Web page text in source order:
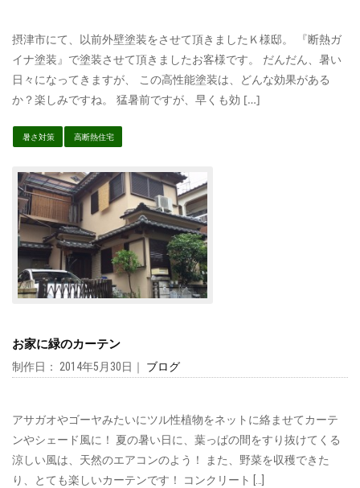
摂津市にて、以前外壁塗装をさせて頂きましたＫ様邸。 『断熱ガ
イナ塗装』で塗装させて頂きましたお客様です。 だんだん、暑い
日々になってきますが、 この高性能塗装は、どんな効果がある
か？楽しみですね。 猛暑前ですが、早くも効 […]
暑さ対策 高断熱住宅
お家に緑のカーテン
制作日： 2014年5月30日｜ ブログ
アサガオやゴーヤみたいにツル性植物をネットに絡ませてカーテ
ンやシェード風に！ 夏の暑い日に、葉っぱの間をすり抜けてくる
涼しい風は、天然のエアコンのよう！ また、野菜を収穫できた
り、とても楽しいカーテンです！ コンクリート […]